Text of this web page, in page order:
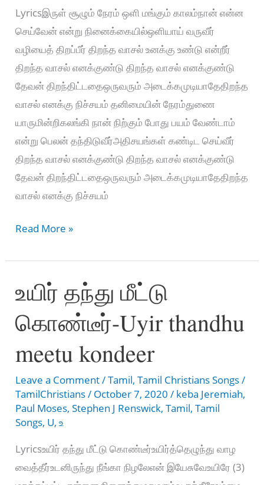
Lyricsஇருள் சூழும் நேரம் ஒளி மங்கும் காலம்நான் என்ன
செய்வேன் என்று நினைக்கையில்ஒளியாய் வருவீர்
வழியைத் திறப்பீர் திறந்த வாசல் உனக்கு உண்டு என்றீர்
திறந்த வாசல் எனக்குண்டு திறந்த வாசல் எனக்குண்டு
தேவன் திறந்திட்டதைஒருவரும் அடைக்கமுடியாதேதிறந்த
வாசல் எனக்கு நிச்சயம் தனிமையின் நேரம்துணை
யாருமின்றிகலங்கி நான் நிற்கும் போது பயம் வேண்டாம்
என்று பெலன் தந்திடுவீர்அதிசயங்கள் கண்டிட செய்வீர்
திறந்த வாசல் எனக்குண்டு திறந்த வாசல் எனக்குண்டு
தேவன் திறந்திட்டதைஒருவரும் அடைக்கமுடியாதேதிறந்த
வாசல் எனக்கு நிச்சயம்
இருள்
நேரம்
மங்கும்-
Irul
Nearam
Oli
mangum
Read More »
உயிர் தந்து மீட்டு
கொண்டீர்-Uyir thandhu
meetu kondeer
Leave a Comment/Tamil,Tamil Christians Songs/
TamilChristians/ October 7, 2020/ keba Jeremiah,
Paul Moses,Stephen J Renswick,Tamil,Tamil
Songs, U,உ
Lyricsஉயிர் தந்து மீட்டு கொண்டீர்உயிர்த்தெழுந்து வாழ
வைத்தீர்உடனிருந்து நீங்கா நிழலேஎன் இயேசுவேஉயிரே (3)